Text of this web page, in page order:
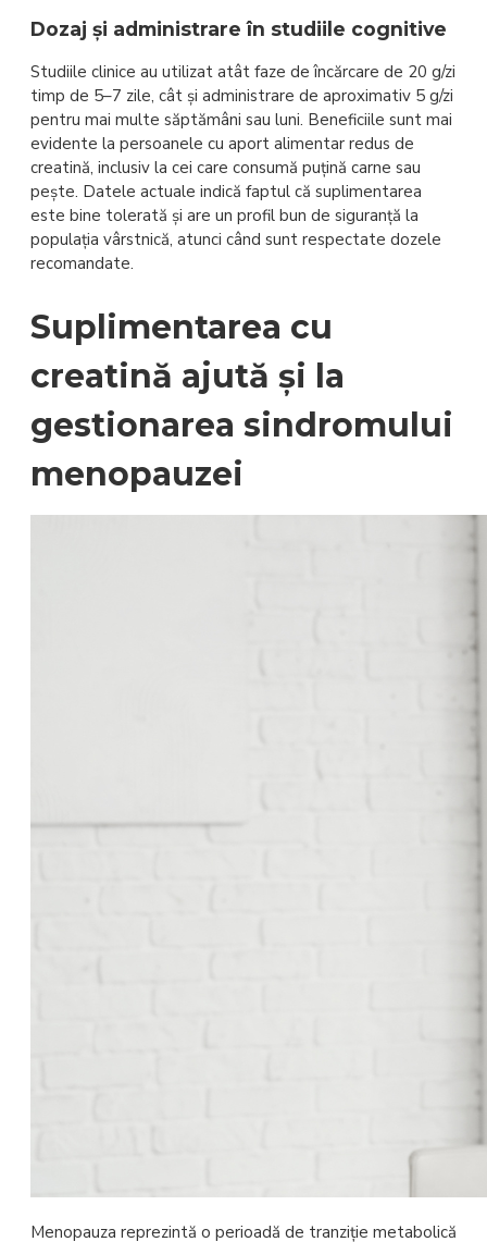
Dozaj și administrare în studiile cognitive
Studiile clinice au utilizat atât faze de încărcare de 20 g/zi
timp de 5–7 zile, cât și administrare de aproximativ 5 g/zi
pentru mai multe săptămâni sau luni. Beneficiile sunt mai
evidente la persoanele cu aport alimentar redus de
creatină, inclusiv la cei care consumă puțină carne sau
pește. Datele actuale indică faptul că suplimentarea
este bine tolerată și are un profil bun de siguranță la
populația vârstnică, atunci când sunt respectate dozele
recomandate.
Suplimentarea cu
creatină ajută și la
gestionarea sindromului
menopauzei
Menopauza reprezintă o perioadă de tranziție metabolică